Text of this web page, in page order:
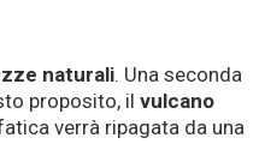
naturali. Una seconda
proposito, il vulcano
verrà ripagata da una